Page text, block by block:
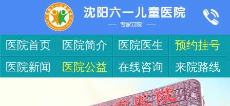
医院首页 医院简介 医院医生
预约挂号
医院新闻
医院公益 在线咨询 来院路线